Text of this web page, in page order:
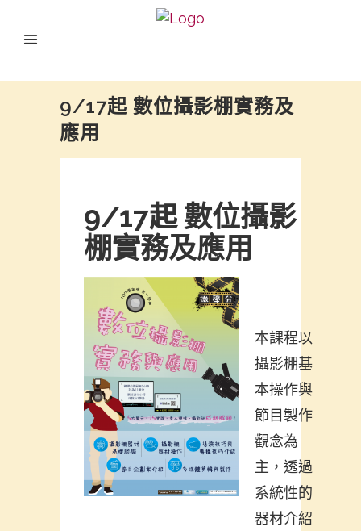
9/17起 數位攝影棚實務及
應用
9/17起 數位攝影
棚實務及應用
本課程以
攝影棚基
本操作與
節目製作
觀念為
主，透過
系統性的
器材介紹